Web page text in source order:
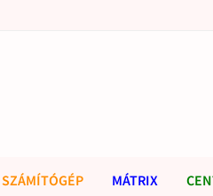
SZÁMÍTÓGÉP MÁTRIX